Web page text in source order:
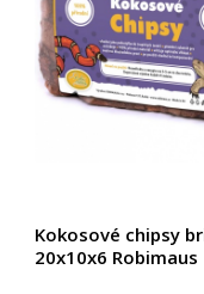
Kokosové chipsy
20x10x6 Robimaus